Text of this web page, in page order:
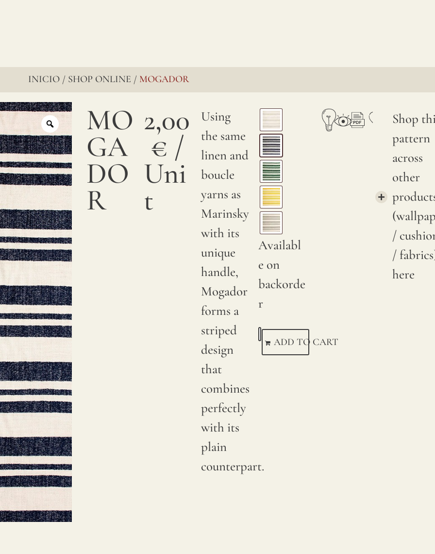
INICIO / SHOP ONLINE / MOGADOR
MO
GA
DO
R
2,00
€ /
Uni
t
Using
the same
linen and
boucle
yarns as
Marinsky
with its
unique
handle,
Mogador
forms a
striped
design
that
combines
perfectly
with its
plain
counterpart.
Availabl
e on
backorde
r
ADD TO CART
Shop
pattern
across
other
/
/
here